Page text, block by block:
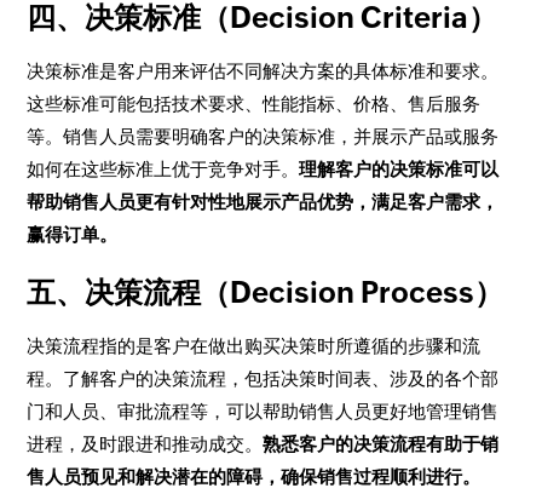
四、决策标准（Decision Criteria）
决策标准是客户用来评估不同解决方案的具体标准和要求。
这些标准可能包括技术要求、性能指标、价格、售后服务
等。销售人员需要明确客户的决策标准，并展示产品或服务
如何在这些标准上优于竞争对手。理解客户的决策标准可以
帮助销售人员更有针对性地展示产品优势，满足客户需求，
赢得订单。
五、决策流程（Decision Process）
决策流程指的是客户在做出购买决策时所遵循的步骤和流
程。了解客户的决策流程，包括决策时间表、涉及的各个部
门和人员、审批流程等，可以帮助销售人员更好地管理销售
进程，及时跟进和推动成交。熟悉客户的决策流程有助于销
售人员预见和解决潜在的障碍，确保销售过程顺利进行。